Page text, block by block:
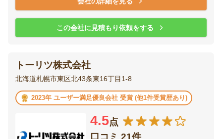
この会社に見積もり依頼をする
トーリツ株式会社
北海道札幌市東区北43条東16丁目1-8
2023年 ユーザー満足優良会社 受賞 (他1件受賞歴あり)
4.5点
口コミ 21件